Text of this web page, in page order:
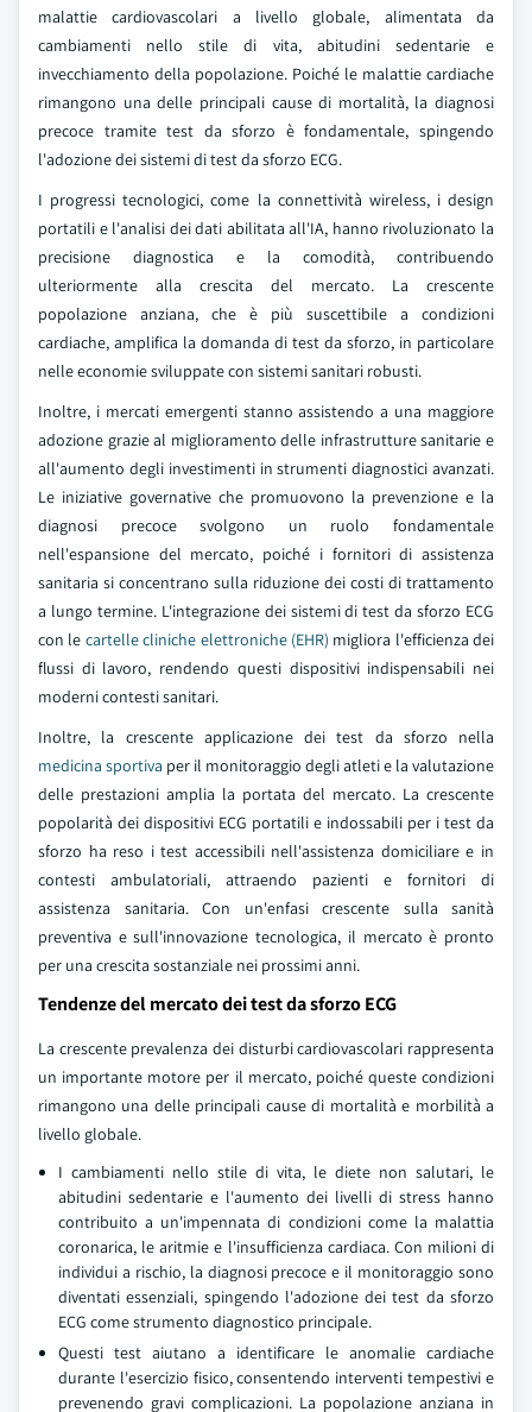
malattie cardiovascolari a livello globale, alimentata da
cambiamenti nello stile di vita, abitudini sedentarie e
invecchiamento della popolazione. Poiché le malattie cardiache
rimangono una delle principali cause di mortalità, la diagnosi
precoce tramite test da sforzo è fondamentale, spingendo
l'adozione dei sistemi di test da sforzo ECG.
I progressi tecnologici, come la connettività wireless, i design
portatili e l'analisi dei dati abilitata all'IA, hanno rivoluzionato la
precisione diagnostica e la comodità, contribuendo
ulteriormente alla crescita del mercato. La crescente
popolazione anziana, che è più suscettibile a condizioni
cardiache, amplifica la domanda di test da sforzo, in particolare
nelle economie sviluppate con sistemi sanitari robusti.
Inoltre, i mercati emergenti stanno assistendo a una maggiore
adozione grazie al miglioramento delle infrastrutture sanitarie e
all'aumento degli investimenti in strumenti diagnostici avanzati.
Le iniziative governative che promuovono la prevenzione e la
diagnosi precoce svolgono un ruolo fondamentale
nell'espansione del mercato, poiché i fornitori di assistenza
sanitaria si concentrano sulla riduzione dei costi di trattamento
a lungo termine. L'integrazione dei sistemi di test da sforzo ECG
con le cartelle cliniche elettroniche (EHR) migliora l'efficienza dei
flussi di lavoro, rendendo questi dispositivi indispensabili nei
moderni contesti sanitari.
Inoltre, la crescente applicazione dei test da sforzo nella
medicina sportiva per il monitoraggio degli atleti e la valutazione
delle prestazioni amplia la portata del mercato. La crescente
popolarità dei dispositivi ECG portatili e indossabili per i test da
sforzo ha reso i test accessibili nell'assistenza domiciliare e in
contesti ambulatoriali, attraendo pazienti e fornitori di
assistenza sanitaria. Con un'enfasi crescente sulla sanità
preventiva e sull'innovazione tecnologica, il mercato è pronto
per una crescita sostanziale nei prossimi anni.
Tendenze del mercato dei test da sforzo ECG
La crescente prevalenza dei disturbi cardiovascolari rappresenta
un importante motore per il mercato, poiché queste condizioni
rimangono una delle principali cause di mortalità e morbilità a
livello globale.
I cambiamenti nello stile di vita, le diete non salutari, le
abitudini sedentarie e l'aumento dei livelli di stress hanno
contribuito a un'impennata di condizioni come la malattia
coronarica, le aritmie e l'insufficienza cardiaca. Con milioni di
individui a rischio, la diagnosi precoce e il monitoraggio sono
diventati essenziali, spingendo l'adozione dei test da sforzo
ECG come strumento diagnostico principale.
Questi test aiutano a identificare le anomalie cardiache
durante l'esercizio fisico, consentendo interventi tempestivi e
prevenendo gravi complicazioni. La popolazione anziana in